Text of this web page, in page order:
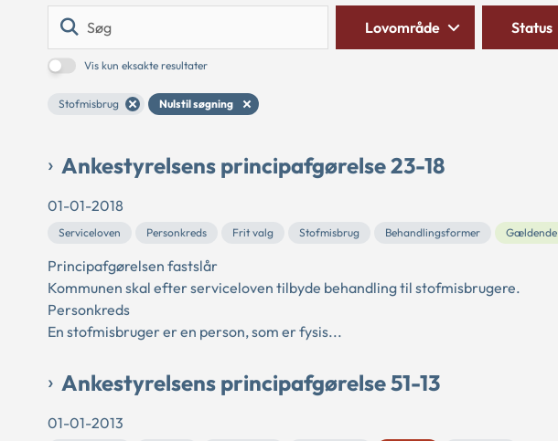
Vis kun eksakte resultater
Lovområde Status
Stofmisbrug Nulstil søgning
Ankestyrelsens principafgørelse 23-18
01-01-2018
Serviceloven Personkreds Frit valg Stofmisbrug Behandlingsformer Gældende
Principafgørelsen fastslår
Kommunen skal efter serviceloven tilbyde behandling til stofmisbrugere.
Personkreds
En stofmisbruger er en person, som er fysis...
Ankestyrelsens principafgørelse 51-13
01-01-2013